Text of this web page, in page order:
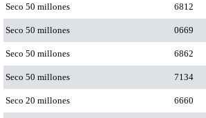
Seco 50 millones 6812
Seco 50 millones 0669
Seco 50 millones 6862
Seco 50 millones 7134
Seco 20 millones 6660